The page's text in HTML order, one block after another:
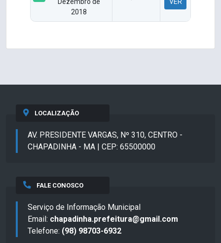
Dezembro de
2018
VER
LOCALIZAÇÃO
AV. PRESIDENTE VARGAS, Nº 310, CENTRO -
CHAPADINHA - MA | CEP: 65500000
FALE CONOSCO
Serviço de Informação Municipal
Email: chapadinha.prefeitura@gmail.com
Telefone: (98) 98703-6932